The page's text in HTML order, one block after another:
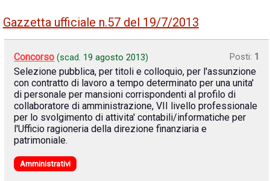
Gazzetta ufficiale n.57 del 19/7/2013
Concorso (scad. 19 agosto 2013) Posti: 1
Selezione pubblica, per titoli e colloquio, per l'assunzione
con contratto di lavoro a tempo determinato per una unita'
di personale per mansioni corrispondenti al profilo di
collaboratore di amministrazione, VII livello professionale
per lo svolgimento di attivita' contabili/informatiche per
l'Ufficio ragioneria della direzione finanziaria e
patrimoniale.
Amministrativi